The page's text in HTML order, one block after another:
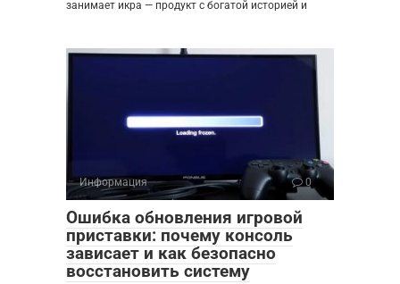
занимает икра — продукт с богатой историей и
Информация 0
Ошибка обновления игровой
приставки: почему консоль
зависает и как безопасно
восстановить систему